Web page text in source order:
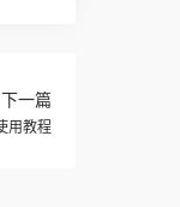
下一篇
用教程